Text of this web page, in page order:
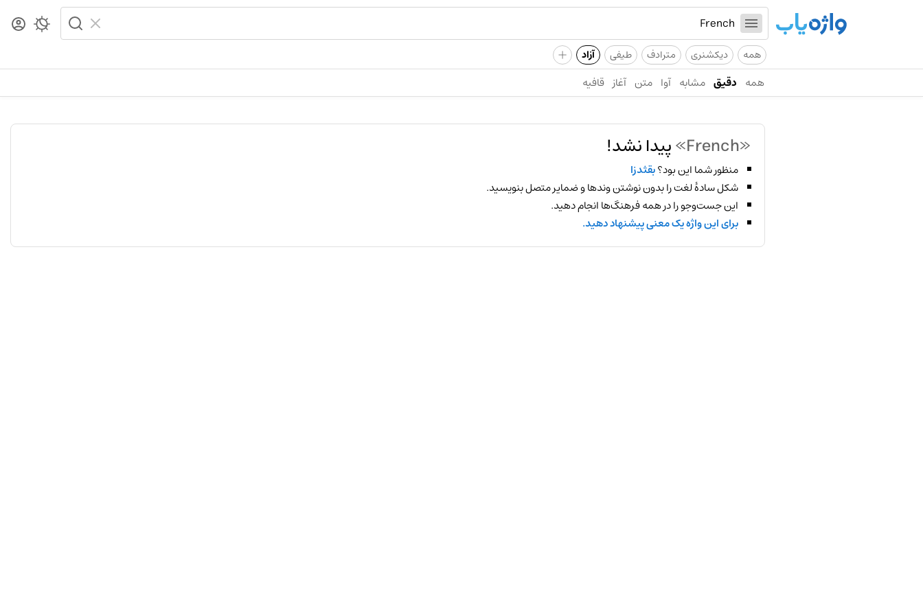
همه دیکشنری مترادف طیفی آزاد +
همه دقیق مشابه آوا متن آغاز قافیه
«French» پیدا نشد!
منظور شما این بود؟بقثدزا
شکل سادهٔ لغت را بدون نوشتن وندها و ضمایر متصل بنویسید.
این جست‌وجو را در همه فرهنگ‌ها انجام دهید.
برای این واژه یک معنی پیشنهاد دهید.